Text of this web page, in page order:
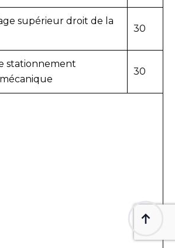
supérieur droit de la
30
stationnement
30